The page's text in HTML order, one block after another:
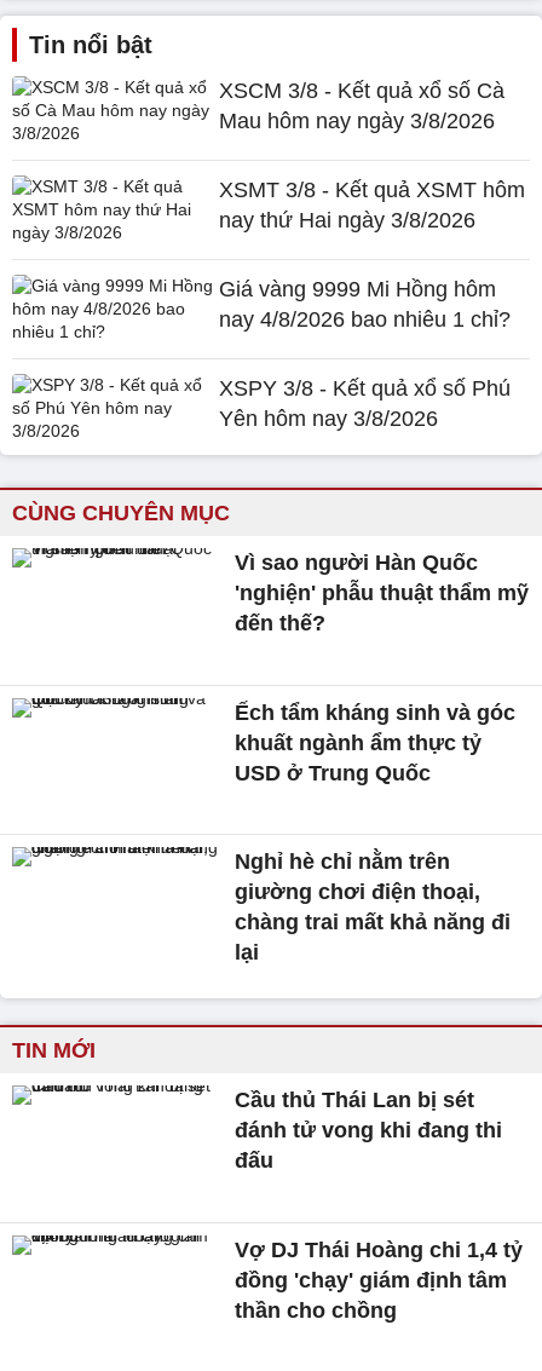
Tin nổi bật
XSCM 3/8 - Kết quả xổ số Cà
Mau hôm nay ngày 3/8/2026
XSMT 3/8 - Kết quả XSMT hôm
nay thứ Hai ngày 3/8/2026
Giá vàng 9999 Mi Hồng hôm
nay 4/8/2026 bao nhiêu 1 chỉ?
XSPY 3/8 - Kết quả xổ số Phú
Yên hôm nay 3/8/2026
CÙNG CHUYÊN MỤC
Vì sao người Hàn Quốc
'nghiện' phẫu thuật thẩm mỹ
đến thế?
Ếch tẩm kháng sinh và góc
khuất ngành ẩm thực tỷ
USD ở Trung Quốc
Nghỉ hè chỉ nằm trên
giường chơi điện thoại,
chàng trai mất khả năng đi
lại
TIN MỚI
Cầu thủ Thái Lan bị sét
đánh tử vong khi đang thi
đấu
Vợ DJ Thái Hoàng chi 1,4 tỷ
đồng 'chạy' giám định tâm
thần cho chồng